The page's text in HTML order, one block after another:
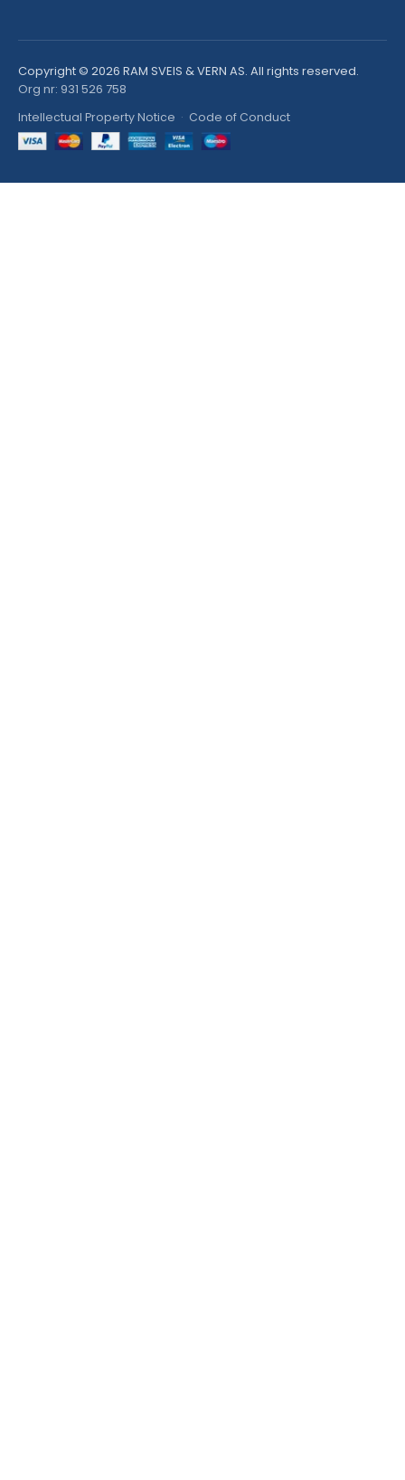
Copyright © 2026 RAM SVEIS & VERN AS. All rights reserved.
Org nr: 931 526 758
Intellectual Property Notice · Code of Conduct